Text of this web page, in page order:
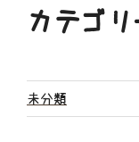
カテゴ
未分類